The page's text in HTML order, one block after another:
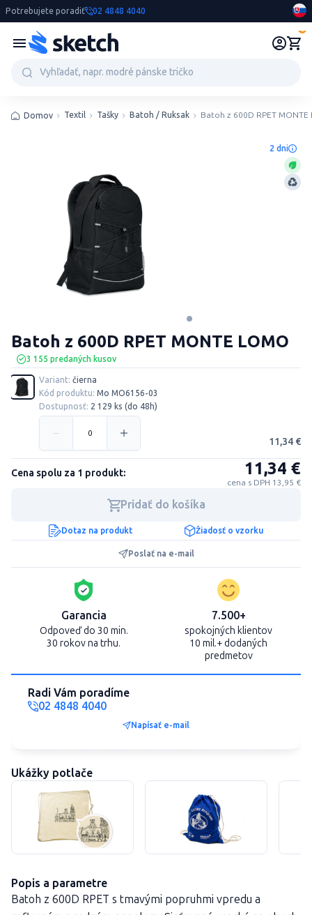
Potrebujete poradiť 02 4848 4040
Domov Textil Tašky Batoh / Ruksak Batoh z 600D RPET MONTE
2 dni
3 155 predaných kusov
Batoh z 600D RPET MONTE LOMO
Variant: čierna
Kód produktu: Mo MO6156-03
Dostupnosť: 2 129 ks (do 48h)
11,34 €
Cena spolu za 1 produkt: 11,34 €
cena s DPH 13,95 €
Pridať do košíka
Dotaz na produkt Žiadosť o vzorku
Poslať na e-mail
Garancia
Odpoveď do 30 min.
30 rokov na trhu.
7.500+
spokojných klientov
10 mil.+ dodaných
predmetov
Radi Vám poradíme
02 4848 4040
Napísať e-mail
Ukážky potlače
Popis a parametre
Batoh z 600D RPET s tmavými popruhmi vpredu a